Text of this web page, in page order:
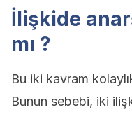
İlişkide
mı ?
Bu iki kavram
Bunun sebebi, iki